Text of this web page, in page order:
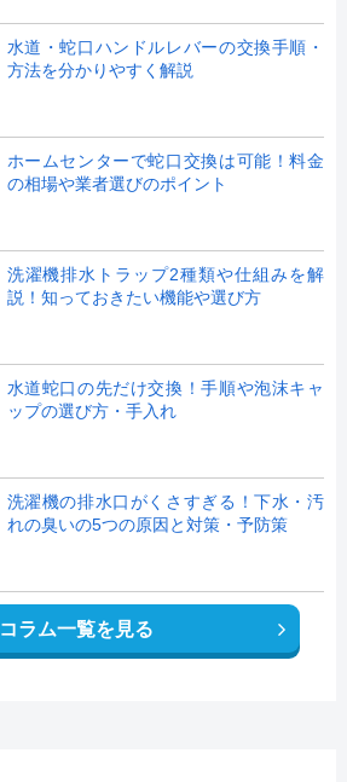
水道・蛇口ハンドルレバーの交換手順・
方法を分かりやすく解説
ホームセンターで蛇口交換は可能！料金
の相場や業者選びのポイント
洗濯機排水トラップ2種類や仕組みを解
説！知っておきたい機能や選び方
水道蛇口の先だけ交換！手順や泡沫キャ
ップの選び方・手入れ
洗濯機の排水口がくさすぎる！下水・汚
れの臭いの5つの原因と対策・予防策
コラム一覧を見る